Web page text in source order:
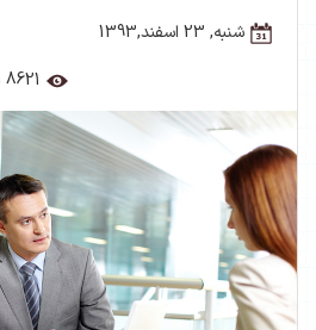
شنبه, 23 اسفند,1393